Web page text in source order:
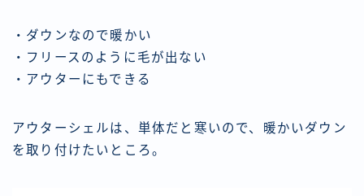
・ダウンなので暖かい
・フリースのように毛が出ない
・アウターにもできる
アウターシェルは、単体だと寒いので、暖かいダウン
を取り付けたいところ。